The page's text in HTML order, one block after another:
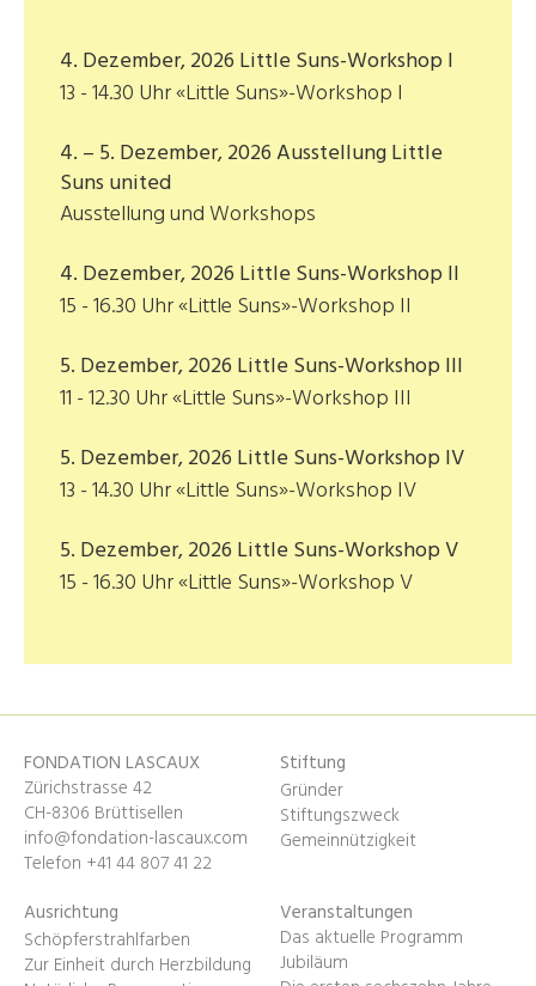
4. Dezember, 2026 Little Suns-Workshop I
13 - 14.30 Uhr «Little Suns»-Workshop I
4. – 5. Dezember, 2026 Ausstellung Little
Suns united
Ausstellung und Workshops
4. Dezember, 2026 Little Suns-Workshop II
15 - 16.30 Uhr «Little Suns»-Workshop II
5. Dezember, 2026 Little Suns-Workshop III
11 - 12.30 Uhr «Little Suns»-Workshop III
5. Dezember, 2026 Little Suns-Workshop IV
13 - 14.30 Uhr «Little Suns»-Workshop IV
5. Dezember, 2026 Little Suns-Workshop V
15 - 16.30 Uhr «Little Suns»-Workshop V
FONDATION LASCAUX
Zürichstrasse 42
CH-8306 Brüttisellen
info@fondation-lascaux.com
Telefon +41 44 807 41 22
Stiftung
Gründer
Stiftungszweck
Gemeinnützigkeit
Ausrichtung
Schöpferstrahlfarben
Zur Einheit durch Herzbildung
Veranstaltungen
Das aktuelle Programm
Jubiläum